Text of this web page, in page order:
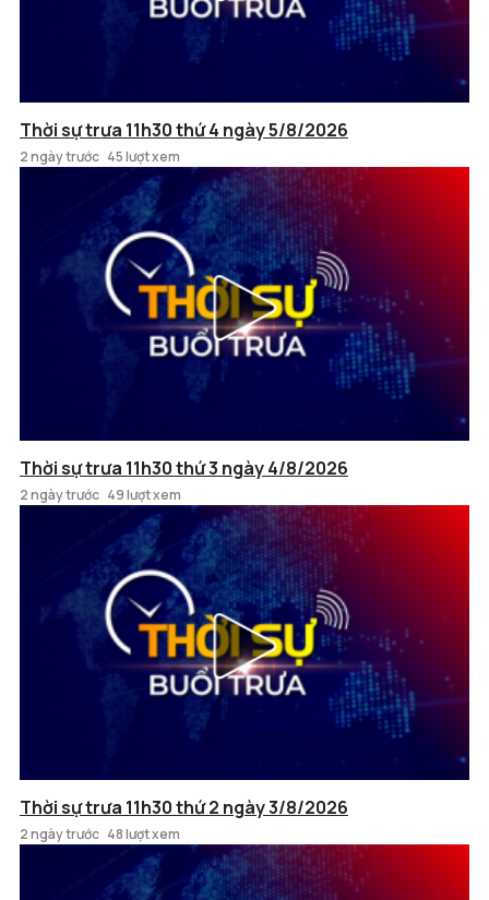
Thời sự trưa 11h30 thứ 4 ngày 5/8/2026
2 ngày trước 45 lượt xem
Thời sự trưa 11h30 thứ 3 ngày 4/8/2026
2 ngày trước 49 lượt xem
Thời sự trưa 11h30 thứ 2 ngày 3/8/2026
2 ngày trước 48 lượt xem